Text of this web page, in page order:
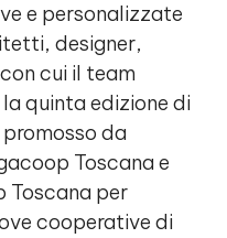
e personalizzate
designer,
cui il team
quinta edizione di
da
Toscana e
Toscana per
cooperative di